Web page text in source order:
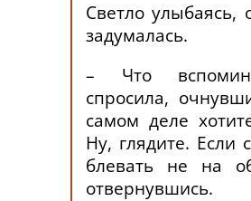
Светло улыбаясь,
задумалась.
– Что
спросила,
самом деле
Ну, глядите. Если
блевать не на
отвернувшись.